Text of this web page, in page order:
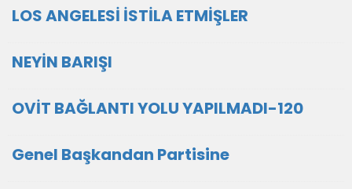
LOS ANGELESİ İSTİLA ETMİŞLER
NEYİN BARIŞI
OVİT BAĞLANTI YOLU YAPILMADI-120
Genel Başkandan Partisine